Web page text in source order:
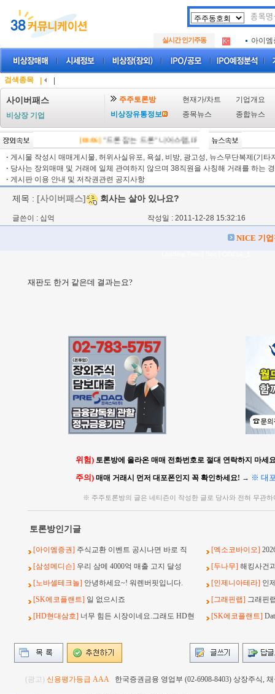
실시간 인기주동
.
아크로
아이엠
.
아크로
.
루켄테
검색종목
사이버패스
비상장 기업
주주토론방 현재가/차트
기업개요
비상장유통정보
종목뉴스 종합뉴스
[08/06]"드론 잡는 드론" 니어스랩, IPO 시동 "2029년 방공망
· 게시물 작성시 매매게시물, 허위사실유포, 욕설, 비방, 광고성, 뉴스무단복제(기타
· 당사는 장외매매 및 거래에 일체 관여하지 않으며 38직원을 사칭해 거래를 하는
· 게시판 이용 안내 및 저작권관련 공지사항
제목 : [사이버패스] 회사는 살아 있나요?
글쓴이 : 십억 작성일 : 2011-12-28 15:32:16
NICE 기
재판도 한거 같은데 결과는요?
위험) 토론방에 올라온 매매 전화번호로 절대 연락하지 마세
주의) 매매 거래시 먼저 대포폰인지 꼭 확인하세요! → ※ 대
※ 주주토론방의 글은 네티즌이 작성한 글로 당사와 전혀 무관
토론방인기글
[아이엠증권] 주식교환 이벤트 공시나면 바로 직 [엑소코바이오]
[삼성메디슨] 우리 삼메 4000억 매출 고지 달성 [두나무] 해킹사건
[노바셀테크놀] 안녕하세요~! 워렌버핏입니다. [인제니아테라] 인
[SK에코플랜트] 일 없으시죠 [그래핀랩] 그래핀
[HD현대삼호] 너무 힘든 시장이네요.그래도 HD현 [SK에코플랜트]
(광고) 신용평가등급 AAA 한국증권금융 영업부 (02-6908-8403) 상장주식,